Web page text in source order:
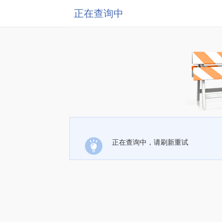
正在查询中
正在查询中，请刷新重试